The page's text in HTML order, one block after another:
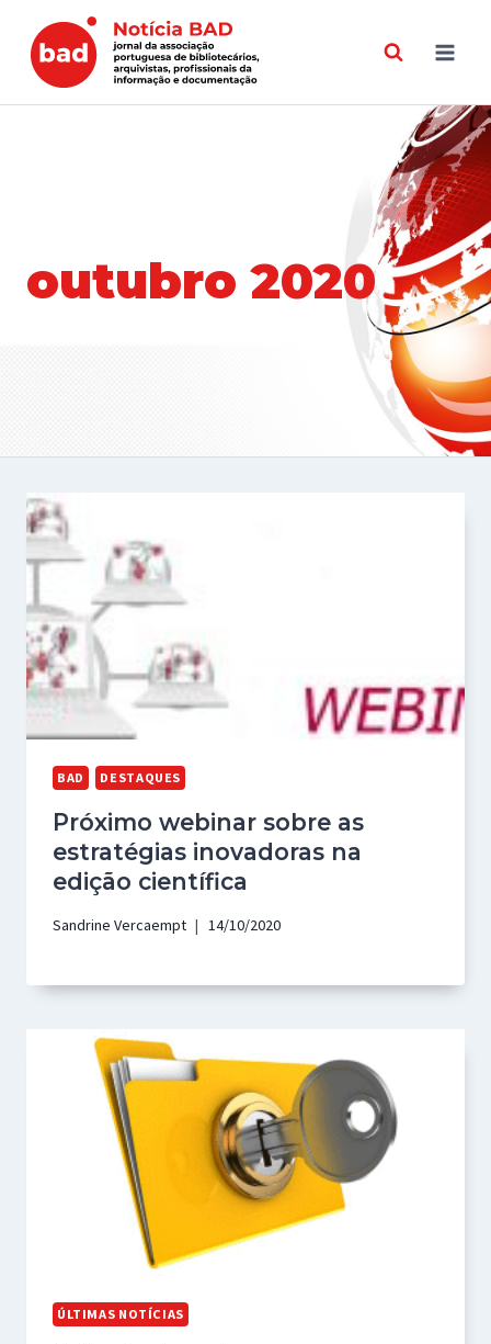
content
outubro 2020
BAD DESTAQUES
Próximo webinar sobre as
estratégias inovadoras na
edição científica
Sandrine Vercaempt 14/10/2020
ÚLTIMAS NOTÍCIAS